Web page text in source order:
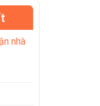
nhà